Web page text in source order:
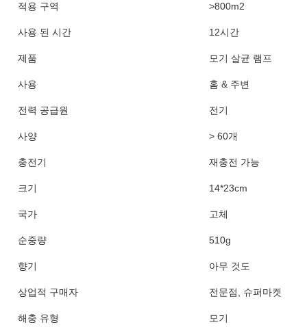
적용 구역 >800m2
사용 된 시간 12시간
제품 모기 살균 램프
사용 홈 & 주변
전력 공급원 전기
사양 > 60개
충전기 재충전 가능
크기 14*23cm
국가 고체
순중량 510g
향기 아무 것도
상업적 구매자 전문점, 슈퍼마켓
해충 유형 모기